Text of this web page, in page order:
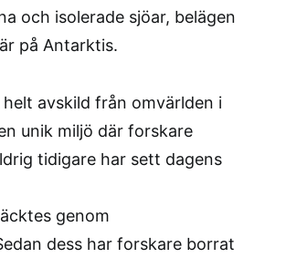
och isolerade sjöar, belägen
på Antarktis.
avskild från omvärlden i
unik miljö där forskare
tidigare har sett dagens
genom
dess har forskare borrat